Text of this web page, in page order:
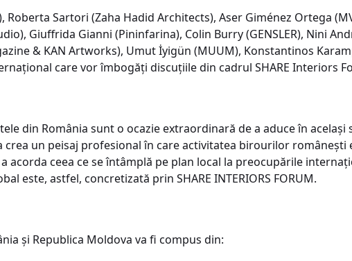
Roberta Sartori (Zaha Hadid Architects), Aser Giménez Ortega
Giuffrida Gianni (Pininfarina), Colin Burry (GENSLER), Nini
& KAN Artworks), Umut İyigün (MUUM), Konstantinos
care vor îmbogăți discuțiile din cadrul SHARE Interiors
din România sunt o ocazie extraordinară de a aduce în
crea un peisaj profesional în care activitatea birourilor românești
acorda ceea ce se întâmplă pe plan local la preocupările
este, astfel, concretizată prin SHARE INTERIORS FORUM.
și Republica Moldova va fi compus din: